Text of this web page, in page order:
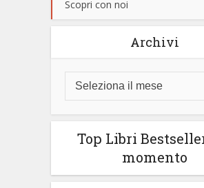
Scopri con noi
Archivi
Top Libri
momento